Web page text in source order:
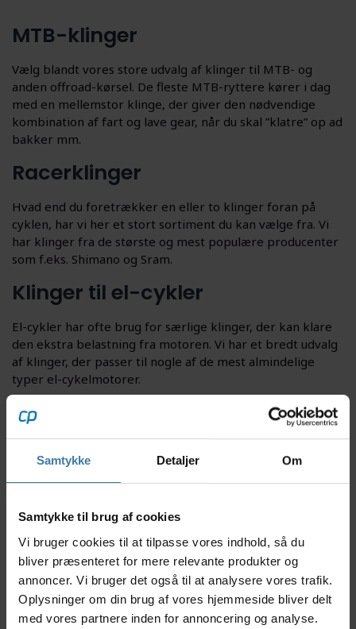
Samtykke Detaljer Om
Samtykke til brug af cookies
Vi bruger cookies til at tilpasse vores indhold, så du
bliver præsenteret for mere relevante produkter og
annoncer. Vi bruger det også til at analysere vores trafik.
Oplysninger om din brug af vores hjemmeside bliver delt
med vores partnere inden for annoncering og analyse.
MTB-klinger
Vælg blandt vores store udvalg af klinger til MTB- og
anden offroad-kørsel. De fleste MTB-ryttere kører i dag
med en mellemstor klinge, der giver den nødvendige
kombination af fart og lave gear, når du skal ”klatre” op ad
bakker mm.
Racerklinger
Hvad end du foretrækker en eller to klinger foran på
cyklen, har vi her et stort sortiment du kan vælge fra. Vi
har klinger fra de største og mest populære producenter
som f.eks. Shimano og Sram.
Klinger til el-cykler
El-cykler har ofte brug for særlige klinger, der kan klare
den ekstra belastning fra motoren. Vi har et bredt udvalg
af klinger, der passer til nogle af de mest almindelige
typer el-cykelmotorer.
Hvorfor skulle jeg vælge en oval
klinge?
bedre tråd, idet den ikke har de samme ”døde” punkter
som en rund klinger, når du træder igennem. Det skulle
give en lille forøgelse af din præstation.
Har du svage knæ kan en oval klinge desuden også være
marginalt mere skånsom sammenlignet med en normal
klinge.